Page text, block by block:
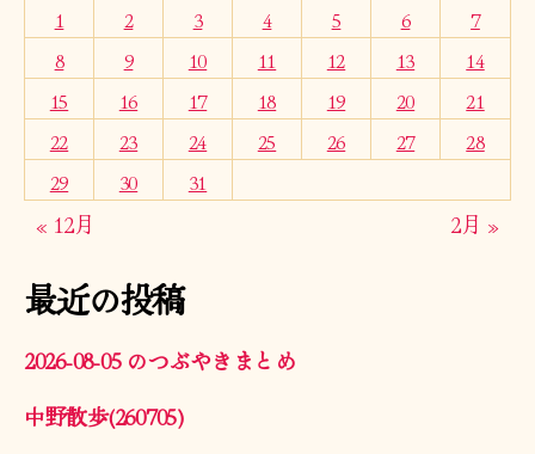
1
2 3 4 5 6
7
8
9 10 11 12 13
14
15
16 17 18 19 20
21
22
23 24 25 26 27
28
29
30 31
« 12月 2月 »
最近の投稿
2026-08-05 のつぶやきまとめ
中野散歩(260705)